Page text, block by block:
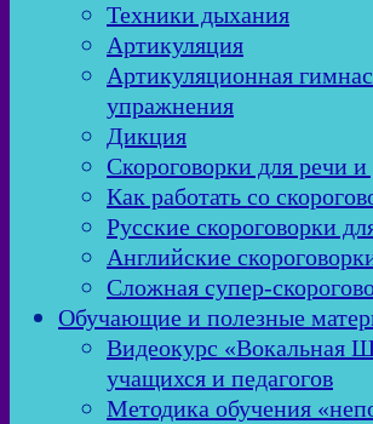
Техники дыхания
Артикуляция
Артикуляционная
упражнения
Дикция
Скороговорки для речи
Как работать со
Русские скороговорки
Английские
Сложная супер-
Обучающие и полезные
Видеокурс «Вокальная
учащихся и педагогов
Методика обучения